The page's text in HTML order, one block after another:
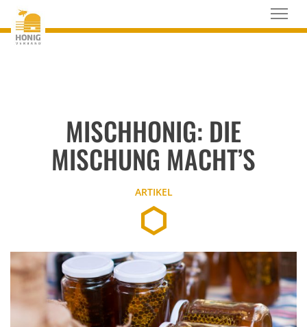
MISCHHONIG: DIE
MISCHUNG MACHT’S
ARTIKEL